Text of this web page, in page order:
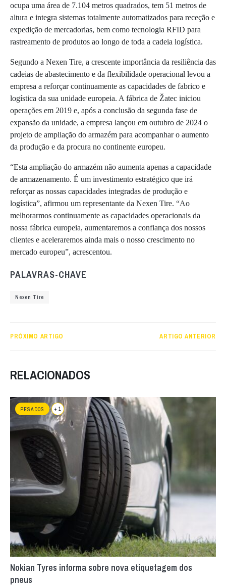
ocupa uma área de 7.104 metros quadrados, tem 51 metros de
altura e integra sistemas totalmente automatizados para receção e
expedição de mercadorias, bem como tecnologia RFID para
rastreamento de produtos ao longo de toda a cadeia logística.
Segundo a Nexen Tire, a crescente importância da resiliência das
cadeias de abastecimento e da flexibilidade operacional levou a
empresa a reforçar continuamente as capacidades de fabrico e
logística da sua unidade europeia. A fábrica de Žatec iniciou
operações em 2019 e, após a conclusão da segunda fase de
expansão da unidade, a empresa lançou em outubro de 2024 o
projeto de ampliação do armazém para acompanhar o aumento
da produção e da procura no continente europeu.
“Esta ampliação do armazém não aumenta apenas a capacidade
de armazenamento. É um investimento estratégico que irá
reforçar as nossas capacidades integradas de produção e
logística”, afirmou um representante da Nexen Tire. “Ao
melhorarmos continuamente as capacidades operacionais da
nossa fábrica europeia, aumentaremos a confiança dos nossos
clientes e aceleraremos ainda mais o nosso crescimento no
mercado europeu”, acrescentou.
PALAVRAS-CHAVE
Nexen Tire
PRÓXIMO ARTIGO ARTIGO ANTERIOR
RELACIONADOS
PESADOS + 1
Nokian Tyres informa sobre nova etiquetagem dos
pneus